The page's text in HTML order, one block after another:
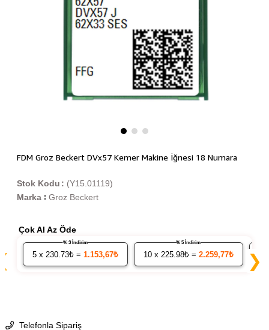
FDM Groz Beckert DVx57 Kemer Makine İğnesi 18 Numara
(Y15.01119)
Stok Kodu
Marka : Groz Beckert
Çok Al Az Öde
5x 230.73₺ = 1.153,67₺
% 3 İndirim
10x 225.98₺ = 2.259,77₺
% 5 İndirim
❯
Telefonla Sipariş